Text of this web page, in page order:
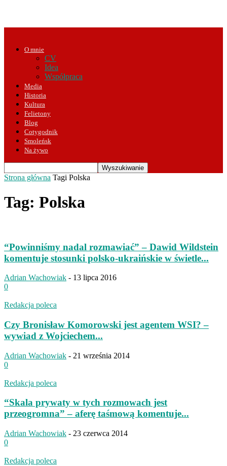
O mnie
CV
Idea
Współpraca
Media
Historia
Kultura
Felietony
Blog
Cotygodnik
Smoleńsk
Na żywo
Strona główna Tagi Polska
Tag: Polska
“Powinniśmy nadal rozmawiać” – Dawid Wildstein
komentuje stosunki polsko-ukraińskie w świetle...
Adrian Wachowiak - 13 lipca 2016
0
Redakcja poleca
Czy Bronisław Komorowski jest agentem WSI? –
wywiad z Wojciechem...
Adrian Wachowiak - 21 września 2014
0
Redakcja poleca
“Skala prywaty w tych rozmowach jest
przeogromna” – aferę taśmową komentuje...
Adrian Wachowiak - 23 czerwca 2014
0
Redakcja poleca